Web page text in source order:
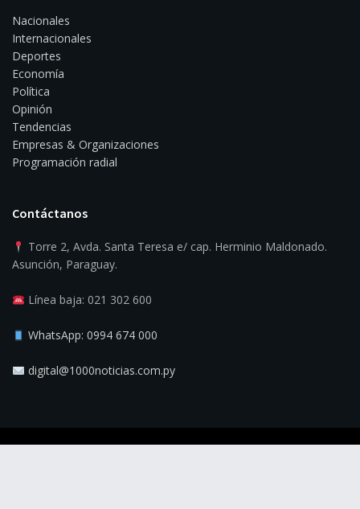
Nacionales
Internacionales
Deportes
Economía
Política
Opinión
Tendencias
Empresas & Organizaciones
Programación radial
Contáctanos
Torre 2, Avda. Santa Teresa e/ cap. Herminio Maldonado.
Asunción, Paraguay.
Línea baja: 021 302 600
WhatsApp: 0994 674 000
digital@1000noticias.com.py